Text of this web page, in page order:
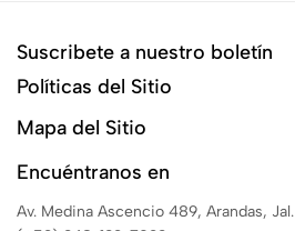
Suscribete a nuestro boletín
Políticas del Sitio
Mapa del Sitio
Encuéntranos en
Av. Medina Ascencio 489, Arandas, Jal.